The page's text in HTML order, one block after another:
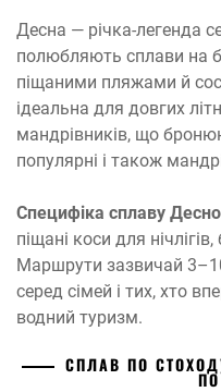
Десна — річка-легенда
полюбляють сплави на
піщаними пляжами й
ідеальна для довгих
мандрівників, що
популярні і також
Специфіка сплаву
піщані коси для
Маршрути зазвичай
серед сімей і тих, хто
водний туризм.
СПЛАВ ПО